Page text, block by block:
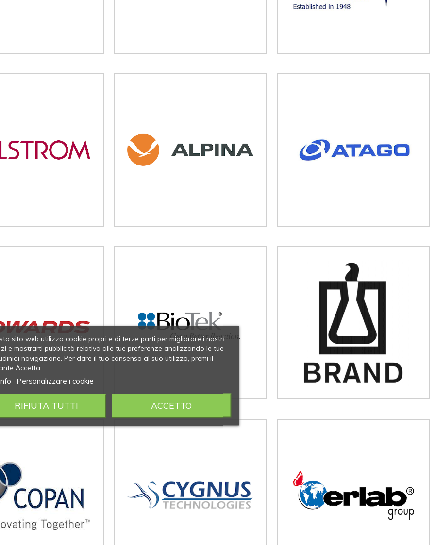
sito web utilizza cookie propri e di terze parti per migliorare i nostri
e mostrarti pubblicità relativa alle tue preferenze analizzando le tue
navigazione. Per dare il tuo consenso al suo utilizzo, premi il
Accetta.
Personalizzare i cookie
RIFIUTA TUTTI ACCETTO